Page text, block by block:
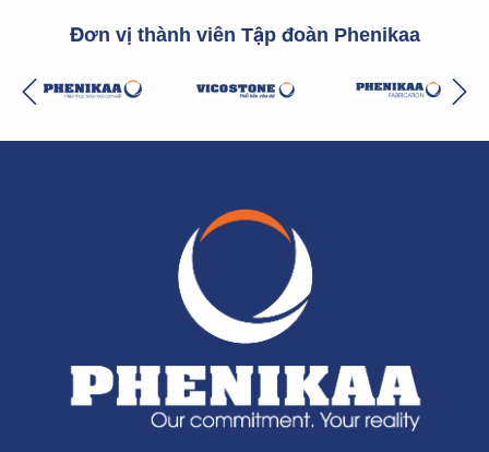
Đơn vị thành viên Tập đoàn Phenikaa